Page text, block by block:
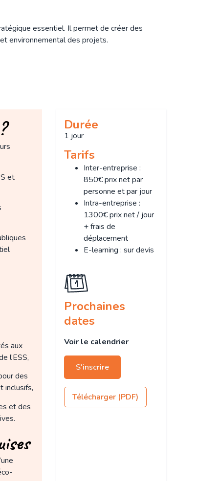
essentiel. Il permet de créer des
environnemental des projets.
et
aux
l’ESS,
des
inclusifs,
et des
Durée
1 jour
Tarifs
Inter-entreprise :
850€ prix net par
personne et par jour
Intra-entreprise :
1300€ prix net / jour
+ frais de
déplacement
E-learning : sur devis
Prochaines
dates
Voir le calendrier
S'inscrire
Télécharger (PDF)